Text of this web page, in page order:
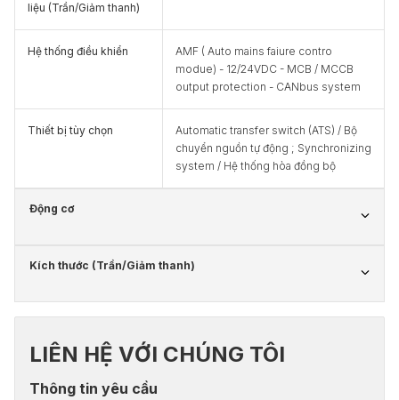
liệu (Trần/Giảm thanh)
Hệ thống điều khiển
AMF ( Auto mains faiure contro
modue) - 12/24VDC - MCB / MCCB
output protection - CANbus system
Thiết bị tùy chọn
Automatic transfer switch (ATS) / Bộ
chuyển nguồn tự động ; Synchronizing
system / Hệ thống hòa đồng bộ
Động cơ
Kích thước (Trần/Giảm thanh)
LIÊN HỆ VỚI CHÚNG TÔI
Thông tin yêu cầu